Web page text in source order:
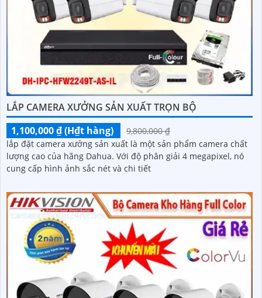
LẮP CAMERA XƯỞNG SẢN XUẤT TRỌN BỘ
1,100,000 ₫ (H₫t hàng)
9,800,000 ₫
lắp đặt camera xưởng sản xuất là một sản phẩm camera chất
lượng cao của hãng Dahua. Với độ phân giải 4 megapixel, nó
cung cấp hình ảnh sắc nét và chi tiết